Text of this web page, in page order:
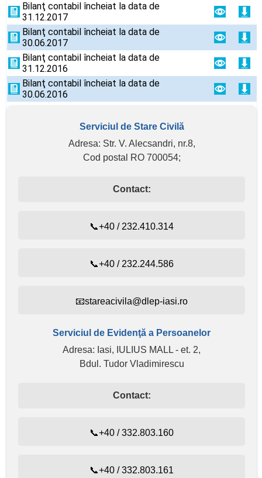
Bilanţ contabil încheiat la data de
31.12.2017
Bilanţ contabil încheiat la data de
30.06.2017
Bilanţ contabil încheiat la data de
31.12.2016
Bilanţ contabil încheiat la data de
30.06.2016
Serviciul de Stare Civilă
Adresa: Str. V. Alecsandri, nr.8,
Cod postal RO 700054;
Contact:
📞+40 / 232.410.314
📞+40 / 232.244.586
📧stareacivila@dlep-iasi.ro
Serviciul de Evidenţă a Persoanelor
Adresa: Iasi, IULIUS MALL - et. 2,
Bdul. Tudor Vladimirescu
Contact:
📞+40 / 332.803.160
📞+40 / 332.803.161